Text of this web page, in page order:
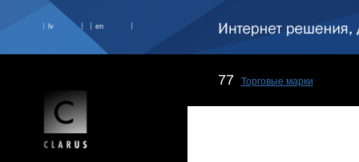
lv en
77 Торговые марки